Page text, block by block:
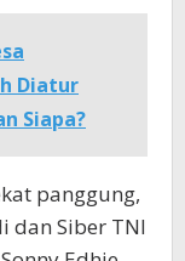
Diatur
Siapa?
panggung,
dan Siber TNI